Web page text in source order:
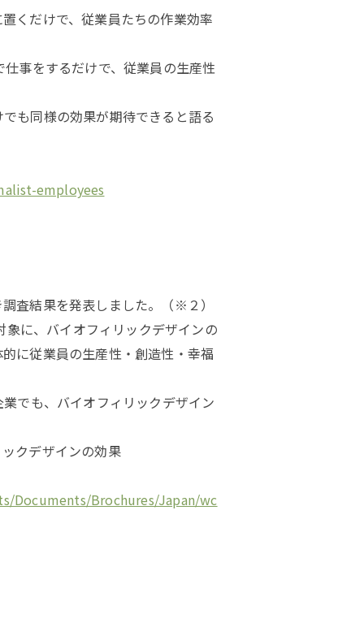
くだけで、従業員たちの作業効率
事をするだけで、従業員の生産性
も同様の効果が期待できると語る
employees
査結果を発表しました。（※２）
に、バイオフィリックデザインの
に従業員の生産性・創造性・幸福
でも、バイオフィリックデザイン
クデザインの効果
Documents/Brochures/Japan/wc